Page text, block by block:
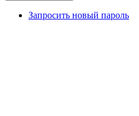
Запросить новый пароль